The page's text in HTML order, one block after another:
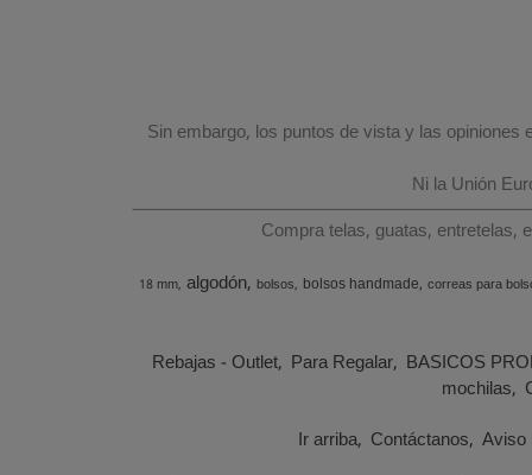
Sin embargo, los puntos de vista y las
Ni la Unión
Compra telas, guatas, entretelas,
18 mm algodón bolsos bolsos handmade correas para
Rebajas - Outlet Para Regalar BASICOS
mochilas
Ir arriba Contáctanos Aviso